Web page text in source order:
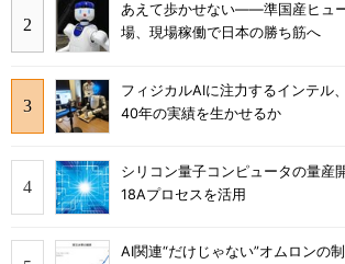
あえて歩かせない――準国産ヒュ
場、現場稼働で日本の勝ち筋へ
フィジカルAIに注力するインテル
40年の実績を生かせるか
シリコン量子コンピュータの量産
18Aプロセスを活用
AI関連“だけじゃない”オムロンの